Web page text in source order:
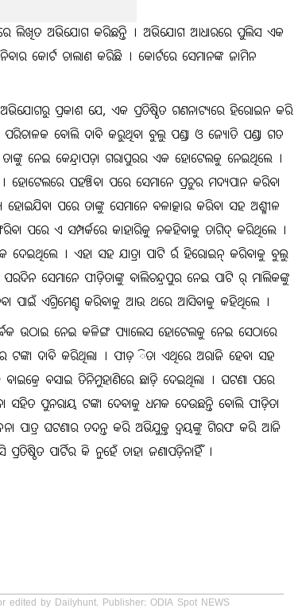
ଲିଖିତ ଅଭିଯୋଗ କରିଛନ୍ତି । ଅଭିଯୋଗ ଆଧାରରେ ପୁଲିସ ଏକ
କୋର୍ଟ ଚାଲାଣ କରିଛି । କୋର୍ଟରେ ସେମାନଙ୍କ ଜାମିନ
ଅଭିଯୋଗରୁ ପ୍ରକାଶ ଯେ, ଏକ ପ୍ରତିଷ୍ଠିତ ଗଣନାଟ୍ୟରେ ହିରୋଇନ କରି
ପରିଚାଳକ ବୋଲି ଦାବି କରୁଥିବା ବୁଲୁ ପଣ୍ଡା ଓ ଜ୍ୟୋତି ପଣ୍ଡା ଗତ
ନେଇ କେନ୍ଦ୍ରାପଡ଼ା ଗରାପୁରର ଏକ ହୋଟେଲକୁ ନେଇଥିଲେ ।
ପହଞ୍ଚିବା ପରେ ସେମାନେ ପ୍ରଚୁର ମଦ୍ୟପାନ କରିବା
ପରେ ତାଙ୍କୁ ସେମାନେ ବଳାତ୍କାର କରିବା ସହ ଅଶ୍ଳୀଳ
ପରେ ଏ ସମ୍ପର୍କରେ କାହାରିକୁ ନକହିବାକୁ ତାଗିଦ୍ କରିଥିଲେ ।
। ଏହା ସହ ଯାତ୍ରା ପାଟି ର୍ର ହିରୋଇନ୍ କରିବାକୁ ବୁଲୁ
ସେମାନେ ପୀଡ଼ିତାଙ୍କୁ ବାଲିଚନ୍ଦ୍ରପୁର ନେଇ ପାଟି ର୍ ମାଲିକଙ୍କୁ
ପାଇଁ ଏଗ୍ରିମେଣ୍ଟ କରିବାକୁ ଆଉ ଥରେ ଆସିବାକୁ କହିଥିଲେ ।
ଉଠାଇ ନେଇ କଳିଙ୍ଗ ପ୍ୟାଲେସ ହୋଟେଲକୁ ନେଇ ସେଠାରେ
ଦାବି କରିଥିଲା । ପୀଡ଼ ିତା ଏଥିରେ ଅରାଜି ହେବା ସହ
ବସାଇ ତିନିମୁହାଣିରେ ଛାଡ଼ି ଦେଇଥିଲା । ଘଟଣା ପରେ
ପୁନରାୟ ଟଙ୍କା ଦେବାକୁ ଧମକ ଦେଉଛନ୍ତି ବୋଲି ପୀଡ଼ିତା
ପାତ୍ର ଘଟଣାର ତଦନ୍ତ କରି ଅଭିଯୁକ୍ତ ଦ୍ୱୟଙ୍କୁ ଗିରଫ କରି ଆଜି
ପାର୍ଟିର କି ନୁହେଁ ତାହା ଜଣାପଡ଼ିନାର୍ହିଁ ।
edited by Dailyhunt. Publisher: ODIA Spot NEWS